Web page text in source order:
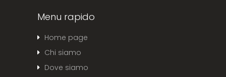
Menu rapido
Home page
Chi siamo
Dove siamo